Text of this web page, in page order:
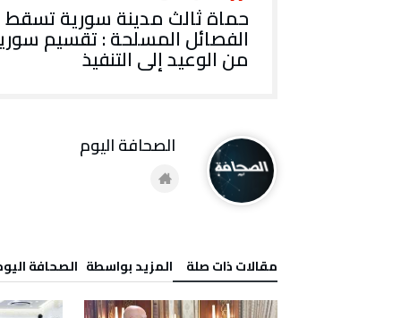
حماة ثالث مدينة سورية تسقط
الفصائل المسلحة : تقسيم
من الوعيد إلى التنفيذ
‫مقالات ذات صلة‬ ‫‫المزيد بواسطة‬ ‬ ‭ ‬الصحافة‭ ‬اليوم